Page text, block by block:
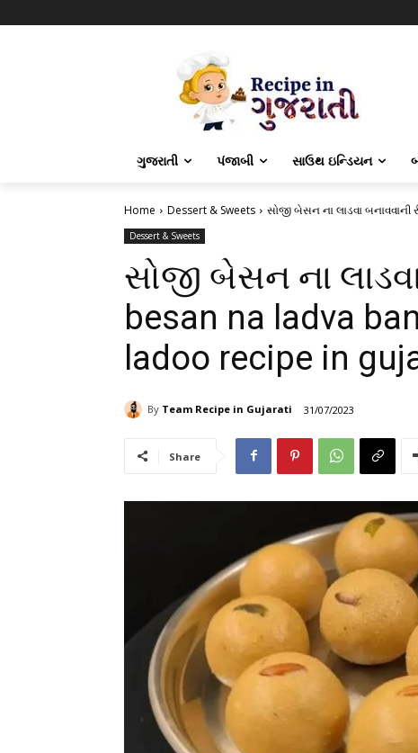
ગુજરાતી પંજાબી સાઉથ ઇન્ડિયન
Home Dessert & Sweets સોજી બેસન ના લાડવા
Dessert & Sweets
સોજી બેસન ના
besan na ladva
ladoo recipe in
By Team Recipe in Gujarati 31/07/2023
Share